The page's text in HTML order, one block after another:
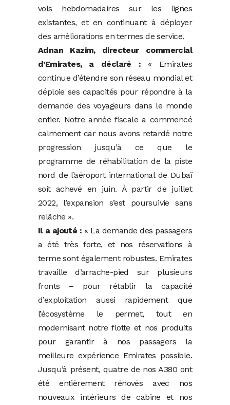
vols hebdomadaires sur les lignes
existantes, et en continuant à déployer
des améliorations en termes de service.
Adnan Kazim, directeur commercial
d’Emirates, a déclaré : « Emirates
continue d’étendre son réseau mondial et
déploie ses capacités pour répondre à la
demande des voyageurs dans le monde
entier. Notre année fiscale a commencé
calmement car nous avons retardé notre
progression jusqu’à ce que le
programme de réhabilitation de la piste
nord de l’aéroport international de Dubaï
soit achevé en juin. À partir de juillet
2022, l’expansion s’est poursuivie sans
relâche ».
Il a ajouté : « La demande des passagers
a été très forte, et nos réservations à
terme sont également robustes. Emirates
travaille d’arrache-pied sur plusieurs
fronts – pour rétablir la capacité
d’exploitation aussi rapidement que
l’écosystème le permet, tout en
modernisant notre flotte et nos produits
pour garantir à nos passagers la
meilleure expérience Emirates possible.
Jusqu’à présent, quatre de nos A380 ont
été entièrement rénovés avec nos
nouveaux intérieurs de cabine et nos